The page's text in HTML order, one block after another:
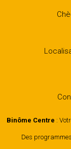
Binôme Centre :
Des